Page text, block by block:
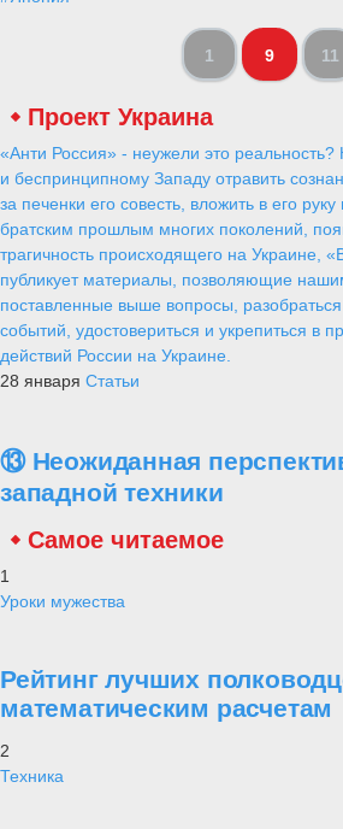
1 9 11
Проект Украина
«Анти Россия» - неужели это реальность?
и беспринципному Западу отравить
за печенки его совесть, вложить в его
братским прошлым многих поколений,
трагичность происходящего на Украине,
публикует материалы, позволяющие
поставленные выше вопросы,
событий, удостовериться и укрепиться в
действий России на Украине.
28 января Статьи
⑬ Неожиданная
западной техники
Самое читаемое
1
Уроки мужества
Рейтинг лучших
математическим расчетам
2
Техника